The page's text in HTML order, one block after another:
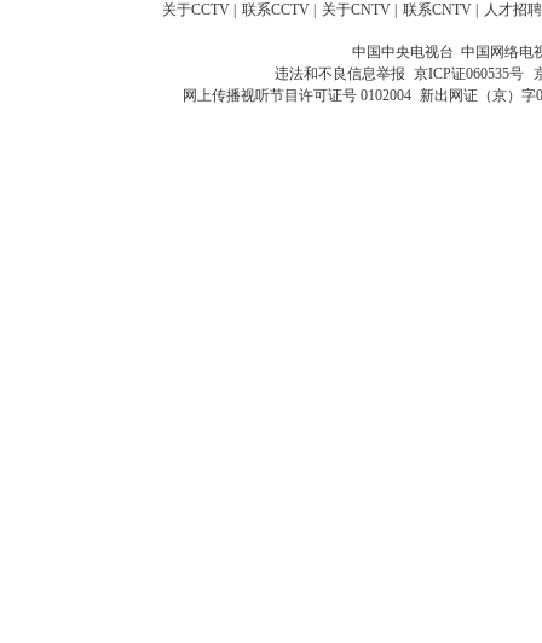
关于CCTV 联系CCTV 关于CNTV 联系CNTV 人才招聘
中国中央电视台 中国网络电
违法和不良信息举报 京ICP证060535号
网上传播视听节目许可证号 0102004 新出网证（京）